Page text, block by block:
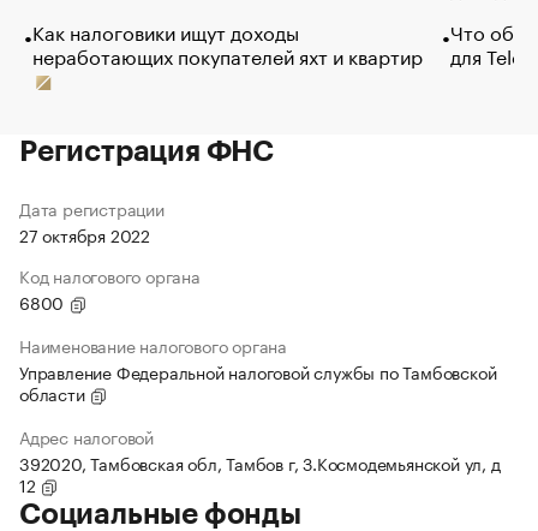
Как налоговики ищут доходы
неработающих покупателей яхт и квартир
Что
для
Регистрация ФНС
Дата регистрации
27 октября 2022
Код налогового органа
6800
Наименование налогового органа
Управление Федеральной налоговой службы по Тамбовской
области
Адрес налоговой
392020, Тамбовская обл, Тамбов г, З.Космодемьянской ул, д
12
Социальные фонды